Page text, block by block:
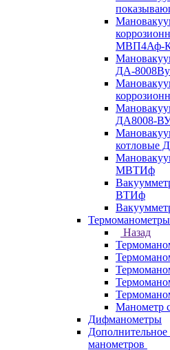
МВП4Аф-
ДА-
ДА8008-
котловые
МВТИф
ВТИф
Термоманометры
Назад
Манометр
Дифманометры
Дополнительное
манометров